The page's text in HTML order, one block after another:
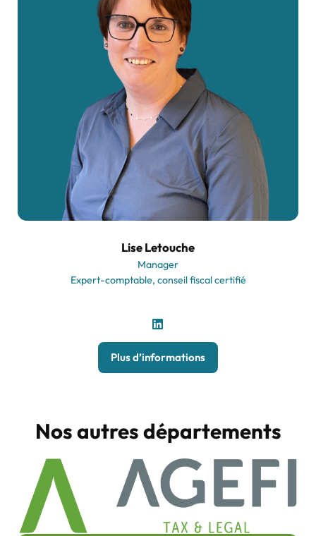
Lise Letouche
Manager
Expert-comptable, conseil fiscal certifié
Plus d’informations
Nos autres départements